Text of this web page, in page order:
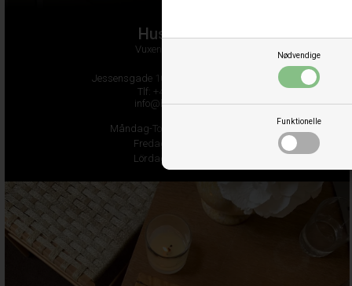
Nødvendige
Funktionelle
Husetno10
Vuxen och tonåring
Jessensgade 10-12, DK-8700 Horsens
Tlf: +45 75659639
info@husetno10.dk
Måndag-Torsdag 10.00-17.30
Fredag 10.00-18.00
Lördag 10.00-15.00